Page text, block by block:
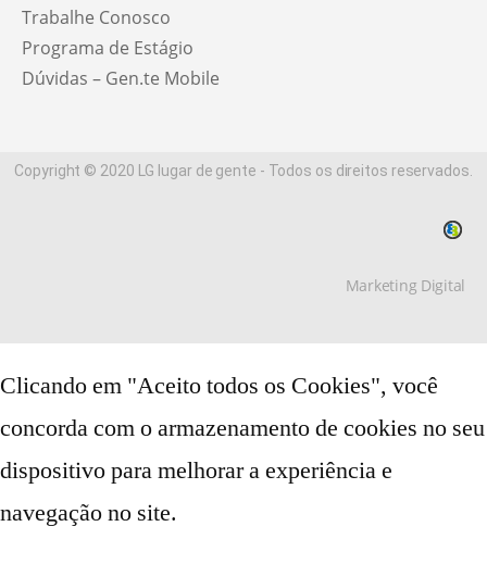
Trabalhe Conosco
Programa de Estágio
Dúvidas – Gen.te Mobile
Copyright © 2020 LG lugar de gente - Todos os direitos reservados.
Marketing Digital
Clicando em "Aceito todos os Cookies", você
concorda com o armazenamento de cookies no seu
dispositivo para melhorar a experiência e
navegação no site.